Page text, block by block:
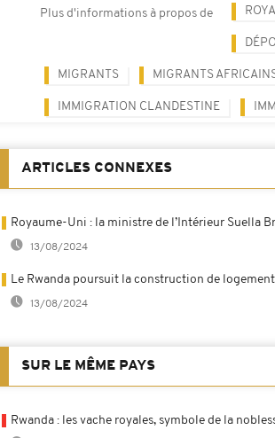
Plus d'informations à propos de
MIGRANTS MIGRANTS
IMMIGRATION CLANDESTINE
ARTICLES CONNEXES
Royaume-Uni : la ministre de l’Intérieur Suella
13/08/2024
Le Rwanda poursuit la construction de
13/08/2024
SUR LE MÊME PAYS
Rwanda : les vache royales, symbole de la